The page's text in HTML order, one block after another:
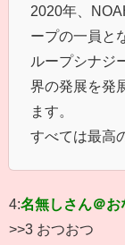
2020年、
ープの一員と
ループシナジ
界の発展を発
ます。
すべては最高
4:名無しさん＠お
>>3 おつおつ